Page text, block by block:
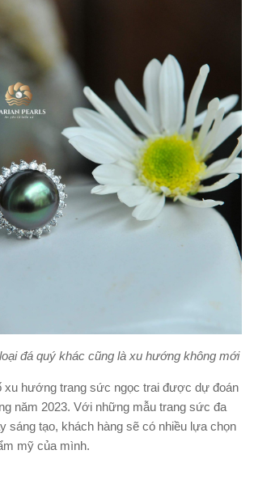
đá quý khác cũng là xu hướng không mới
xu hướng trang sức ngọc trai được dự đoán
năm 2023. Với những mẫu trang sức đa
sáng tạo, khách hàng sẽ có nhiều lựa chọn
mỹ của mình.